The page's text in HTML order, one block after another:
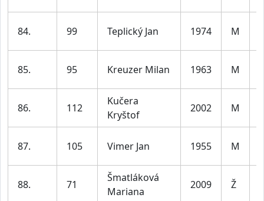
84. 99 Teplický Jan 1974 M
85. 95 Kreuzer Milan 1963 M
86. 112
Kučera
Kryštof
2002 M
87. 105 Vimer Jan 1955 M
88. 71
Šmatláková
Mariana
2009 Ž